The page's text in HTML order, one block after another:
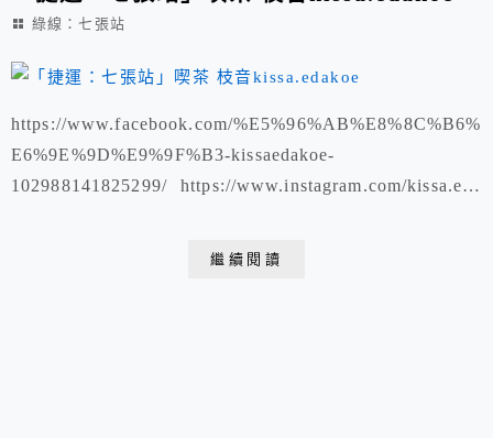
綠線：七張站
https://www.facebook.com/%E5%96%AB%E8%8C%B6%
E6%9E%9D%E9%9F%B3-kissaedakoe-
102988141825299/ https://www.instagram.com/kissa.eda
繼續閱讀